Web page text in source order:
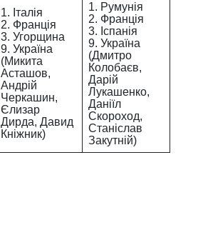
1. Італія
2. Франція
3. Угорщина
9. Україна
(Микита
Асташов,
Андрій
Черкашин,
Єлизар
Дирда, Давид
Кніжник)
1. Румунія
2. Франція
3. Іспанія
9. Україна
(Дмитро
Колобаєв,
Дарій
Лукашенко,
Даніїл
Скороход,
Станіслав
Закутній)